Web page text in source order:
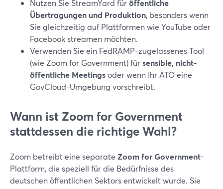
Nutzen Sie StreamYard füröffentliche
Übertragungen und Produktion, besonders wenn
Sie gleichzeitig auf Plattformen wie YouTube oder
Facebook streamen möchten.
Verwenden Sie ein FedRAMP-zugelassenes Tool
(wie Zoom for Government) fürsensible, nicht-
öffentliche Meetingsoder wenn Ihr ATO eine
GovCloud-Umgebung vorschreibt.
Wann ist Zoom for Government
stattdessen die richtige Wahl?
Zoom betreibt eine separate Zoom for Government-
Plattform, die speziell für die Bedürfnisse des
deutschen öffentlichen Sektors entwickelt wurde. Sie